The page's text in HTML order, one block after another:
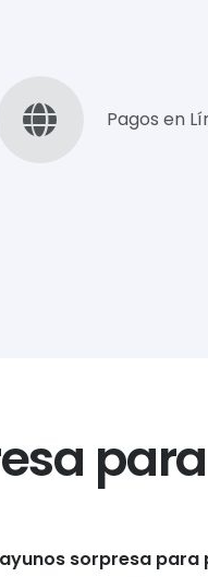
Pagos en
sorpresa para